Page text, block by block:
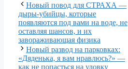
Новый повод для СТРАХА —
дыры-убийцы, которые
появляются под вами на воде, не
оставляя шансов, и их
завораживающая физика
Новый развод на парковках:
«Дяденька, я вам нравлюсь?» —
как не попасться на уловку